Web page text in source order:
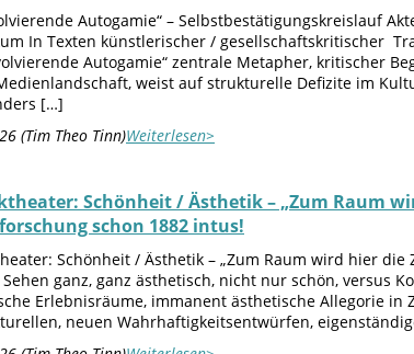
Autogamie“ – Selbstbestätigungskreislauf
In Texten künstlerischer / gesellschaftskritischer
Autogamie“ zentrale Metapher, kritischer
weist auf strukturelle Defizite im
[…]
(Tim Theo Tinn)Weiterlesen>
Schönheit / Ästhetik – „Zum Raum
schon 1882 intus!
Schönheit / Ästhetik – „Zum Raum wird hier
ganz, ganz ästhetisch, nicht nur schön, versus
Erlebnisräume, immanent ästhetische Allegorie
neuen Wahrhaftigkeitsentwürfen,